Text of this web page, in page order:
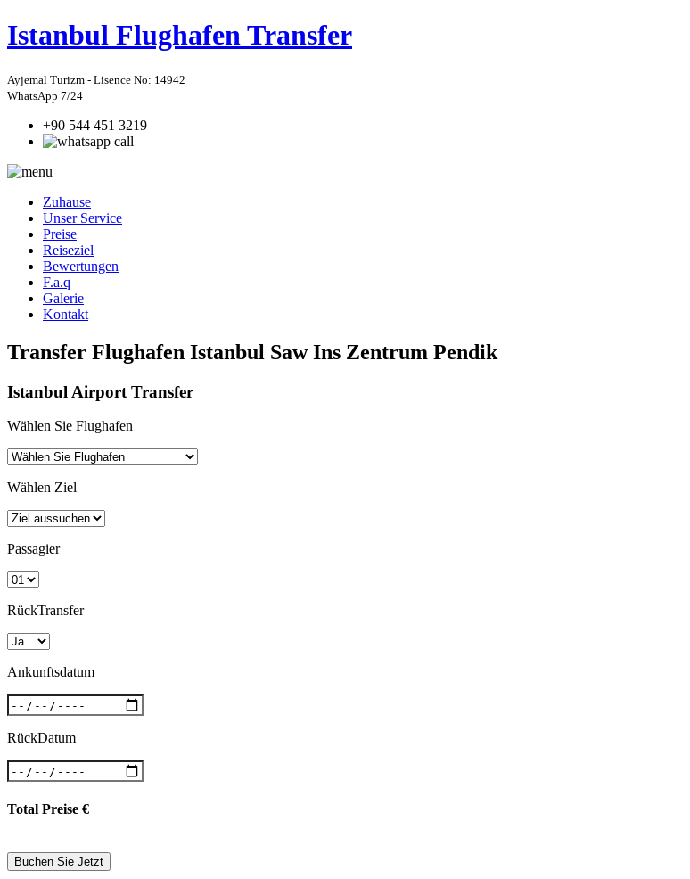
Istanbul Flughafen Transfer
Ayjemal Turizm - Lisence No: 14942
WhatsApp 7/24
+90 544 451 3219
Zuhause
Unser Service
Preise
Reiseziel
Bewertungen
F.a.q
Galerie
Kontakt
Transfer Flughafen Istanbul Saw Ins Zentrum Pendik
Istanbul Airport Transfer
Wählen Sie Flughafen
Wählen Ziel
Passagier
RückTransfer
Ankunftsdatum
RückDatum
Total Preise €